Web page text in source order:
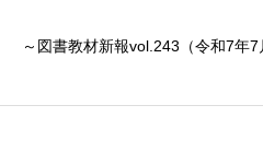
～図書教材新報vol.243（令和7年